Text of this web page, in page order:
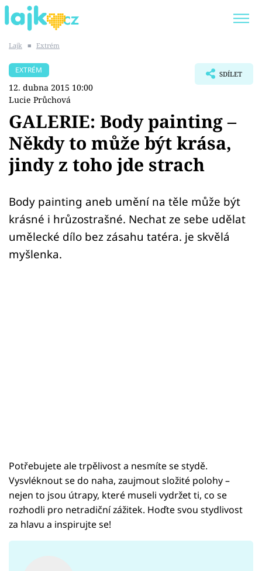
SHOPAHOLICADEL
Témata
Showbyznys
Youtubeři
Virály
Sex a vztahy
Lajk ■ Extrém
EXTRÉM
12. dubna 2015 10:00
Lucie Průchová
SDÍLET
GALERIE: Body painting –
Někdy to může být krása,
jindy z toho jde strach
Body painting aneb umění na těle může být
krásné i hrůzostrašné. Nechat ze sebe udělat
umělecké dílo bez zásahu tatéra. je skvělá
myšlenka.
Potřebujete ale trpělivost a nesmíte se stydě.
Vysvléknout se do naha, zaujmout složité polohy –
nejen to jsou útrapy, které museli vydržet ti, co se
rozhodli pro netradiční zážitek. Hoďte svou stydlivost
za hlavu a inspirujte se!